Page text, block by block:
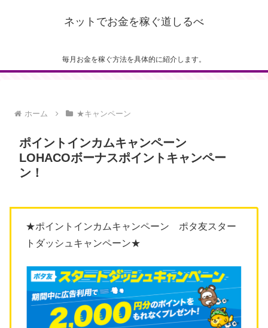
ネットでお金を稼ぐ道しるべ
毎月お金を稼ぐ方法を具体的に紹介します。
ホーム ★キャンペーン
ポイントインカムキャンペーン
LOHACOボーナスポイントキャンペー
ン！
★ポイントインカムキャンペーン ポタ友スター
トダッシュキャンペーン★